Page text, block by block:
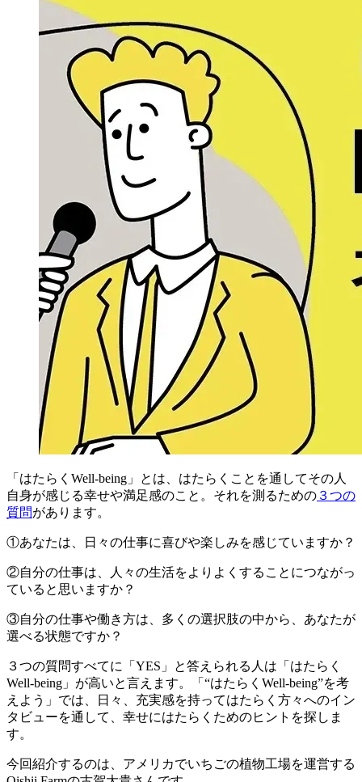
「はたらくWell-being」とは、はたらくことを通してその人
自身が感じる幸せや満足感のこと。それを測るための ３つの
質問があります。
①あなたは、日々の仕事に喜びや楽しみを感じていますか？
②自分の仕事は、人々の生活をよりよくすることにつながっ
ていると思いますか？
③自分の仕事や働き方は、多くの選択肢の中から、あなたが
選べる状態ですか？
３つの質問すべてに「YES」と答えられる人は「はたらく
Well-being」が高いと言えます。「“はたらくWell-being”を考
えよう」では、日々、充実感を持ってはたらく方々へのイン
タビューを通して、 幸せにはたらくためのヒント を探しま
す。
今回紹介するのは、アメリカでいちごの植物工場を運営する